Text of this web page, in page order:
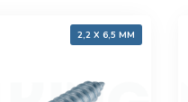
2,2 X 6,5 MM